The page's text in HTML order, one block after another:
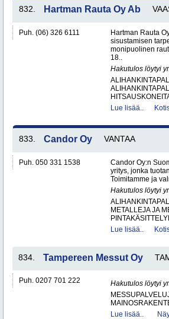
832. Hartman Rauta Oy Ab
Puh. (06) 326 6111
Hartman Rauta
sisustamisen
monipuolinen
18..
Hakutulos löytyi
Lue lisää..
833. Candor Oy VANTAA
Puh. 050 331 1538
Candor Oy:n
yritys, jonka
Toimitamme ja
Hakutulos löytyi
METALLEJA JA
Lue lisää..
834. Tampereen Messut Oy
Puh. 0207 701 222
Hakutulos löytyi
Lue lisää..